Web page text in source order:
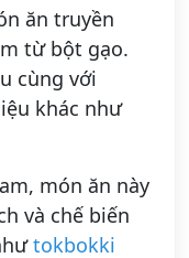
ăn truyền
từ bột gạo.
cùng với
khác như
món ăn này
và chế biến
tokbokki